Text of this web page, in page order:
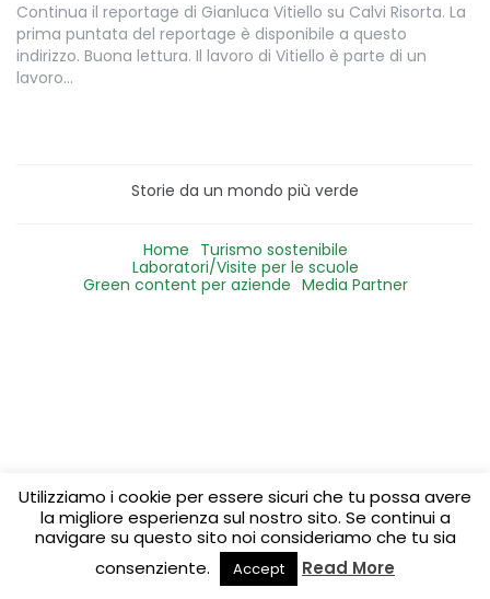
Continua il reportage di Gianluca Vitiello su Calvi Risorta. La
prima puntata del reportage è disponibile a questo
indirizzo. Buona lettura. Il lavoro di Vitiello è parte di un
lavoro…
Storie da un mondo più verde
Home Turismo sostenibile
Laboratori/Visite per le scuole
Green content per aziende Media Partner
Utilizziamo i cookie per essere sicuri che tu possa avere
la migliore esperienza sul nostro sito. Se continui a
navigare su questo sito noi consideriamo che tu sia
consenziente.
Accept Read More